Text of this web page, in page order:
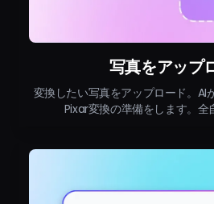
写真をアップ
変換したい写真をアップロード。AI
Pixar変換の準備をします。全